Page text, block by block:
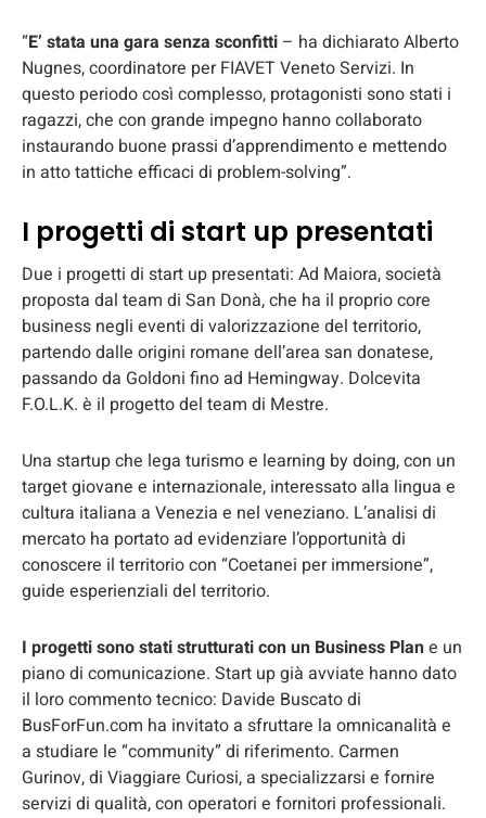
“E’ stata una gara senza sconfitti – ha dichiarato Alberto
Nugnes, coordinatore per FIAVET Veneto Servizi. In
questo periodo così complesso, protagonisti sono stati i
ragazzi, che con grande impegno hanno collaborato
instaurando buone prassi d’apprendimento e mettendo
in atto tattiche efficaci di problem-solving”.
I progetti di start up presentati
Due i progetti di start up presentati: Ad Maiora, società
proposta dal team di San Donà, che ha il proprio core
business negli eventi di valorizzazione del territorio,
partendo dalle origini romane dell’area san donatese,
passando da Goldoni fino ad Hemingway. Dolcevita
F.O.L.K. è il progetto del team di Mestre.
Una startup che lega turismo e learning by doing, con un
target giovane e internazionale, interessato alla lingua e
cultura italiana a Venezia e nel veneziano. L’analisi di
mercato ha portato ad evidenziare l’opportunità di
conoscere il territorio con “Coetanei per immersione”,
guide esperienziali del territorio.
I progetti sono stati strutturati con un Business Plane un
piano di comunicazione. Start up già avviate hanno dato
il loro commento tecnico: Davide Buscato di
BusForFun.com ha invitato a sfruttare la omnicanalità e
a studiare le “community” di riferimento. Carmen
Gurinov, di Viaggiare Curiosi, a specializzarsi e fornire
servizi di qualità, con operatori e fornitori professionali.